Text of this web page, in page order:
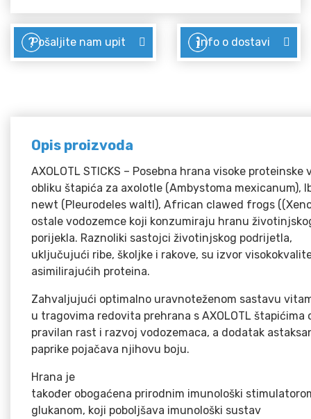
Pošaljite nam upit Info o dostavi
Opis proizvoda
AXOLOTL STICKS – Posebna hrana visoke
obliku štapića za axolotle (Ambystoma mexicanum),
newt (Pleurodeles waltl), African clawed frogs (
ostale vodozemce koji konzumiraju hranu
porijekla. Raznoliki sastojci životinjskog podrijetla,
uključujući ribe, školjke i rakove, su izvor
asimilirajućih proteina.
Zahvaljujući optimalno uravnoteženom sastavu
u tragovima redovita prehrana s AXOLOTL štapićima
pravilan rast i razvoj vodozemaca, a dodatak
paprike pojačava njihovu boju.
Hrana je
također obogaćena prirodnim imunološki
glukanom, koji poboljšava imunološki sustav